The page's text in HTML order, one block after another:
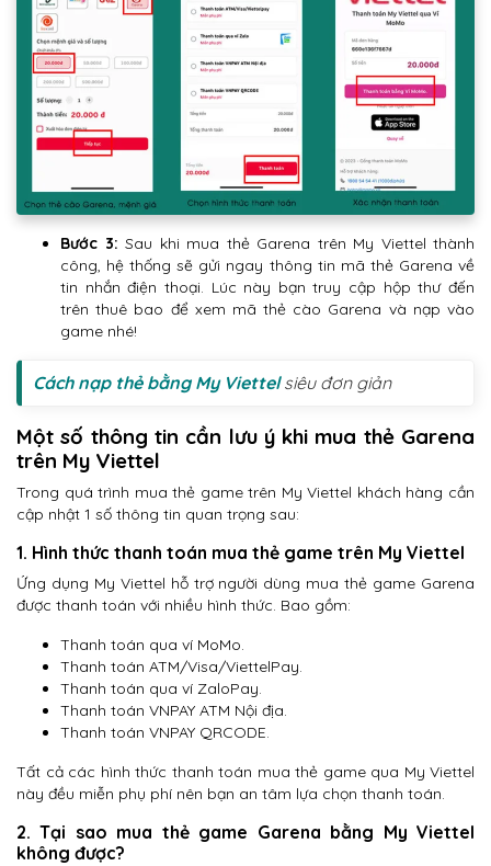
Bước 3: Sau khi mua thẻ Garena trên My Viettel thành
công, hệ thống sẽ gửi ngay thông tin mã thẻ Garena về
tin nhắn điện thoại. Lúc này bạn truy cập hộp thư đến
trên thuê bao để xem mã thẻ cào Garena và nạp vào
game nhé!
Cách nạp thẻ bằng My Viettel siêu đơn giản
Một số thông tin cần lưu ý khi mua thẻ Garena
trên My Viettel
Trong quá trình mua thẻ game trên My Viettel khách hàng cần
cập nhật 1 số thông tin quan trọng sau:
1. Hình thức thanh toán mua thẻ game trên My Viettel
Ứng dụng My Viettel hỗ trợ người dùng mua thẻ game Garena
được thanh toán với nhiều hình thức. Bao gồm:
Thanh toán qua ví MoMo.
Thanh toán ATM/Visa/ViettelPay.
Thanh toán qua ví ZaloPay.
Thanh toán VNPAY ATM Nội địa.
Thanh toán VNPAY QRCODE.
Tất cả các hình thức thanh toán mua thẻ game qua My Viettel
này đều miễn phụ phí nên bạn an tâm lựa chọn thanh toán.
2. Tại sao mua thẻ game Garena bằng My Viettel
không được?